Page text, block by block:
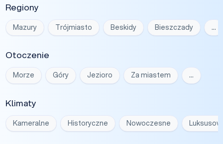
Regiony
Mazury Trójmiasto Beskidy Bieszczady …
Otoczenie
Morze Góry Jezioro Za miastem …
Klimaty
Kameralne Historyczne Nowoczesne